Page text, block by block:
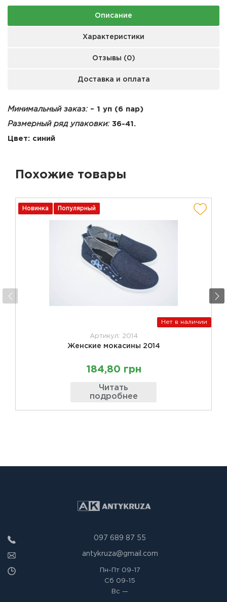
Описание
Характеристики
Отзывы (0)
Доставка и оплата
Минимальный заказ:– 1 уп (6 пар)
Размерный ряд упаковки: 36-41.
Цвет: синий
Похожие товары
Новинка Популярный
Нет в наличии
Артикул: 2014
Женские мокасины 2014
184,80 грн
Читать
подробнее
097 689 87 55
antykruza@gmail.com
Пн-Пт09-17
Сб 09-15
Вс —